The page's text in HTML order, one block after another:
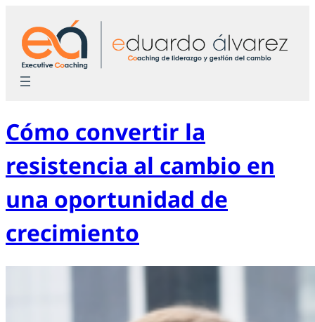
contenido
Cómo convertir la
resistencia al cambio en
una oportunidad de
crecimiento